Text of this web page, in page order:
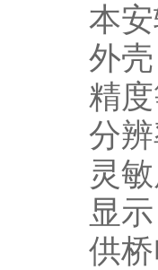
本
外
精
分
灵
显
供